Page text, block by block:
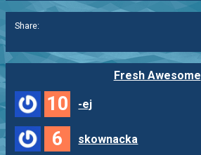
Share:
Fresh Awesome
10 -ej
6 skownacka